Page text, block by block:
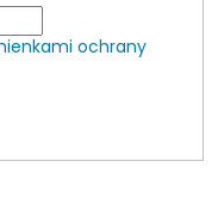
ochrany